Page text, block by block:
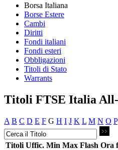
Borsa Italiana
Borse Estere
Cambi
Diritti
Fondi italiani
Fondi esteri
Obbligazioni
Titoli di Stato
Warrants
Titoli FTSE Italia
A B C D E F G H I J K L M N O P
Titoli Uffic. Min Max Flash Ora